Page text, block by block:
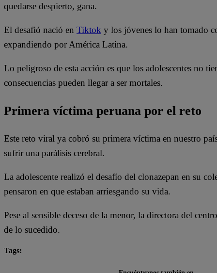
quedarse despierto, gana.
El desafió nació en Tiktok y los jóvenes lo han tomado
expandiendo por América Latina.
Lo peligroso de esta acción es que los adolescentes no
consecuencias pueden llegar a ser mortales.
Primera víctima peruana por el reto
Este reto viral ya cobró su primera víctima en nuestro
sufrir una parálisis cerebral.
La adolescente realizó el desafío del clonazepan en su
pensaron en que estaban arriesgando su vida.
Pese al sensible deceso de la menor, la directora del
de lo sucedido.
Tags: